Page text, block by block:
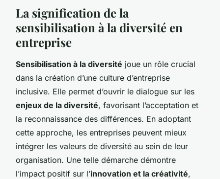
La signification de la
sensibilisation à la diversité en
entreprise
Sensibilisation à la diversité joue un rôle crucial
dans la création d’une culture d’entreprise
inclusive. Elle permet d’ouvrir le dialogue sur les
enjeux de la diversité, favorisant l’acceptation et
la reconnaissance des différences. En adoptant
cette approche, les entreprises peuvent mieux
intégrer les valeurs de diversité au sein de leur
organisation. Une telle démarche démontre
l’impact positif sur l’innovation et la créativité,